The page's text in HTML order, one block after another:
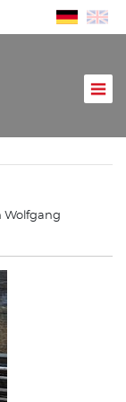
Wolfgang